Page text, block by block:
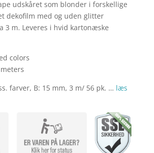
er:
kr.
udskåret som blonder i forskellige
dekofilm med og uden glitter
3 m. Leveres i hvid kartonæske
colors
farver, B: 15 mm, 3 m/ 56 pk. … læs